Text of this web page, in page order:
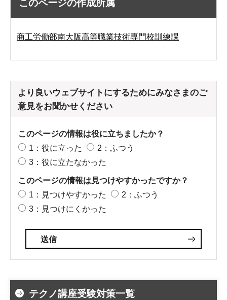
このページの作成所属
商工労働部南大阪高等職業技術専門校訓練課
より良いウェブサイトにするためにみなさまのご
意見をお聞かせください
このページの情報は役に立ちましたか？
1：役に立った
2：ふつう
3：役に立たなかった
このページの情報は見つけやすかったですか？
1：見つけやすかった
2：ふつう
3：見つけにくかった
テクノ講座受験対策一覧